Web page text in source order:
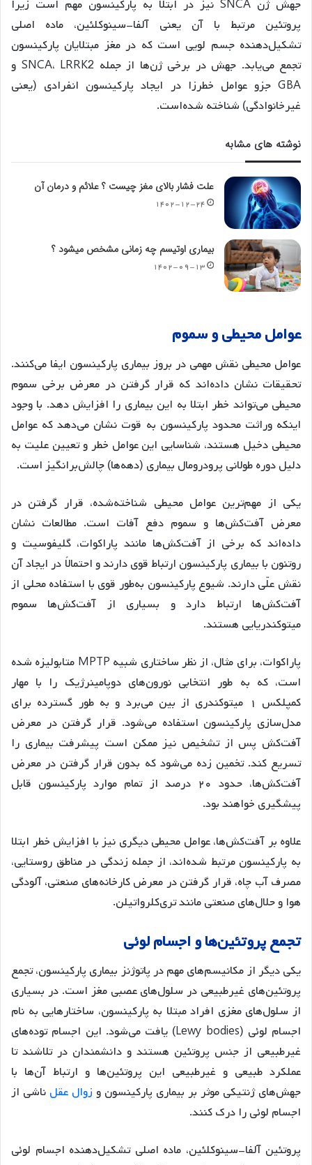
جهش ژن SNCA نیز در ابتلا به پارکینسون مهم است زیرا
پروتئین مرتبط با آن یعنی آلفا-سینوکلئین، ماده اصلی
تشکیل‌دهنده جسم لویی است که در مغز مبتلایان پارکینسون
تجمع می‌یابد. جهش در برخی ژن‌ها از جمله SNCA، LRRK2 و
GBA جزو عوامل خطرزا در ایجاد پارکینسون انفرادی (یعنی
غیرخانوادگی) شناخته شده‌است.
نوشته های مشابه
علت فشار بالای مغز چیست ؟ علائم و درمان آن
۱۴۰۲-۱۲-۲۴
بیماری اوتیسم چه زمانی مشخص میشود ؟
۱۴۰۲-۰۹-۱۳
عوامل محیطی و سموم
عوامل محیطی نقش مهمی در بروز بیماری پارکینسون ایفا می‌کنند.
تحقیقات نشان داده‌اند که قرار گرفتن در معرض برخی سموم
محیطی می‌تواند خطر ابتلا به این بیماری را افزایش دهد. با وجود
اینکه وراثت محدود پارکینسون به قوت نشان می‌دهد که عوامل
محیطی دخیل هستند، شناسایی این عوامل خطر و تعیین علیت به
دلیل دوره طولانی پرودرومال بیماری (دهه‌ها) چالش‌برانگیز است.
یکی از مهم‌ترین عوامل محیطی شناخته‌شده، قرار گرفتن در
معرض آفت‌کش‌ها و سموم دفع آفات است. مطالعات نشان
داده‌اند که برخی از آفت‌کش‌ها مانند پاراکوات، گلیفوسیت و
روتنون با بیماری پارکینسون ارتباط قوی دارند و احتمالاً در ایجاد آن
نقش علّی دارند. شیوع پارکینسون به‌طور قوی با استفاده محلی از
آفت‌کش‌ها ارتباط دارد و بسیاری از آفت‌کش‌ها سموم
میتوکندریایی هستند.
پاراکوات، برای مثال، از نظر ساختاری شبیه MPTP متابولیزه شده
است، که به طور انتخابی نورون‌های دوپامینرژیک را با مهار
کمپلکس ۱ میتوکندری از بین می‌برد و به طور گسترده برای
مدل‌سازی پارکینسون استفاده می‌شود. قرار گرفتن در معرض
آفت‌کش پس از تشخیص نیز ممکن است پیشرفت بیماری را
تسریع کند. تخمین زده می‌شود که بدون قرار گرفتن در معرض
آفت‌کش‌ها، حدود ۲۰ درصد از تمام موارد پارکینسون قابل
پیشگیری خواهند بود.
علاوه بر آفت‌کش‌ها، عوامل محیطی دیگری نیز با افزایش خطر ابتلا
به پارکینسون مرتبط شده‌اند، از جمله زندگی در مناطق روستایی،
مصرف آب چاه، قرار گرفتن در معرض کارخانه‌های صنعتی، آلودگی
هوا و حلال‌های صنعتی مانند تری‌کلرواتیلن.
تجمع پروتئین‌ها و اجسام لوئی
یکی دیگر از مکانیسم‌های مهم در پاتوژنز بیماری پارکینسون، تجمع
پروتئین‌های غیرطبیعی در سلول‌های عصبی مغز است. در بسیاری
از سلول‌های مغزی افراد مبتلا به پارکینسون، ساختارهایی به نام
اجسام لوئی (Lewy bodies) یافت می‌شود. این اجسام توده‌های
غیرطبیعی از جنس پروتئین هستند و دانشمندان در تلاشند تا
عملکرد طبیعی و غیرطبیعی این پروتئین‌ها و ارتباط آن‌ها با
جهش‌های ژنتیکی موثر بر بیماری پارکینسون و زوال عقل ناشی از
اجسام لوئی را درک کنند.
پروتئین آلفا-سینوکلئین، ماده اصلی تشکیل‌دهنده اجسام لوئی